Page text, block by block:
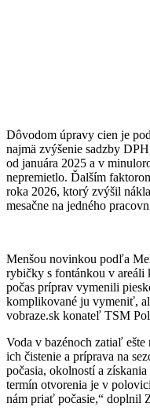
Dôvodom úpravy cien je
najmä zvýšenie sadzby
od januára 2025 a v
nepremietlo. Ďalším
roka 2026, ktorý zvýšil
mesačne na jedného
Menšou novinkou podľa
rybičky s fontánkou v areáli
počas príprav vymenili
komplikované ju vymeniť,
vobraze.sk konateľ TSM
Voda v bazénoch zatiaľ ešte
ich čistenie a príprava na
počasia, okolností a
termín otvorenia je v
nám priať počasie,“ doplnil